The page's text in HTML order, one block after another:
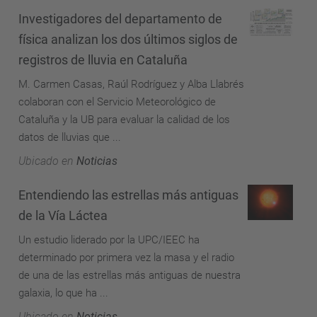
Investigadores del departamento de
física analizan los dos últimos siglos de
registros de lluvia en Cataluña
M. Carmen Casas, Raúl Rodríguez y Alba Llabrés
colaboran con el Servicio Meteorológico de
Cataluña y la UB para evaluar la calidad de los
datos de lluvias que ...
Ubicado en Noticias
Entendiendo las estrellas más antiguas
de la Vía Láctea
Un estudio liderado por la UPC/IEEC ha
determinado por primera vez la masa y el radio
de una de las estrellas más antiguas de nuestra
galaxia, lo que ha ...